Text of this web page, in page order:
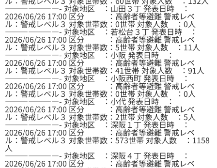
———————- 対象地区 ：山田３丁 発表日時 ：
2026/06/26 17:00 区分 ：高齢者等避難 警戒レベ
ル：警戒レベル３ 対象世帯数：0世帯 対象人数 ：0人
———————- 対象地区 ：若松台３丁 発表日時 ：
2026/06/26 17:00 区分 ：高齢者等避難 警戒レベ
ル：警戒レベル３ 対象世帯数：5世帯 対象人数 ：11人
———————- 対象地区 ：小阪 発表日時 ：
2026/06/26 17:00 区分 ：高齢者等避難 警戒レベ
ル：警戒レベル３ 対象世帯数：41世帯 対象人数 ：91人
———————- 対象地区 ：小阪西町 発表日時 ：
2026/06/26 17:00 区分 ：高齢者等避難 警戒レベ
ル：警戒レベル３ 対象世帯数：0世帯 対象人数 ：0人
———————- 対象地区 ：小代 発表日時 ：
2026/06/26 17:00 区分 ：高齢者等避難 警戒レベ
ル：警戒レベル３ 対象世帯数：2世帯 対象人数 ：5人
———————- 対象地区 ：深阪１丁 発表日時 ：
2026/06/26 17:00 区分 ：高齢者等避難 警戒レベ
ル：警戒レベル３ 対象世帯数：573世帯 対象人数 ：1158
人
———————- 対象地区 ：深阪４丁 発表日時 ：
2026/06/26 17:00 区分 ：高齢者等避難 警戒レベ